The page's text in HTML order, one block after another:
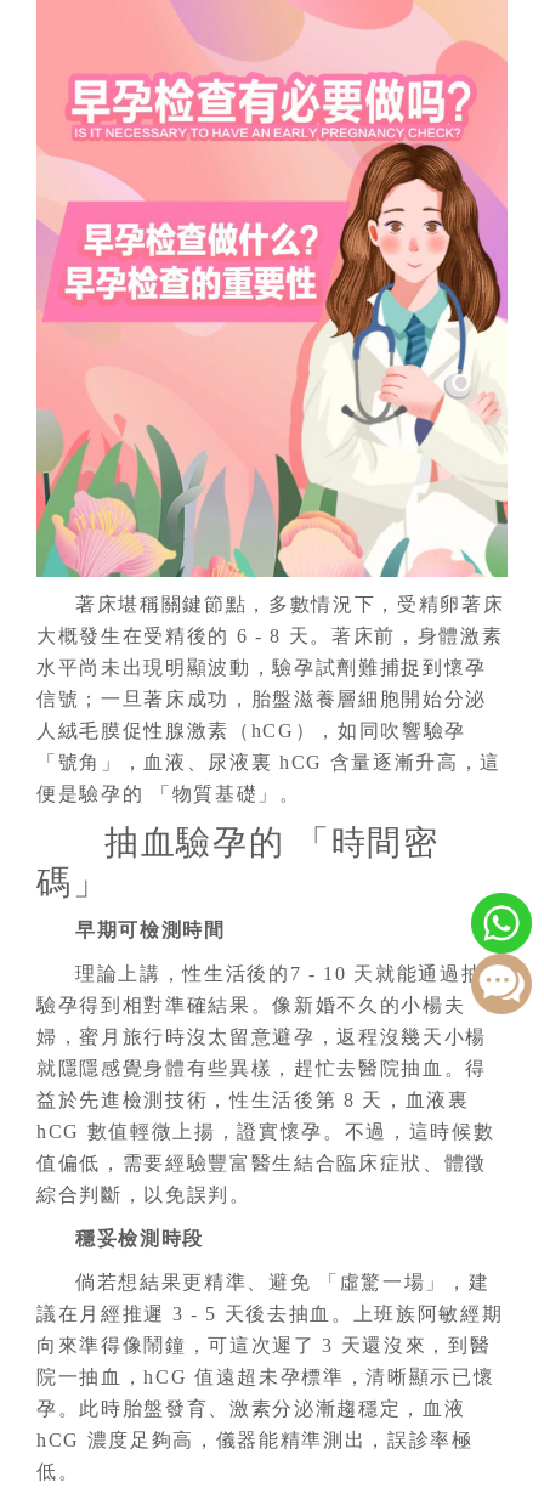
著床堪稱關鍵節點，多數情況下，受精卵著床
大概發生在受精後的 6 - 8 天。著床前，身體激素
水平尚未出現明顯波動，驗孕試劑難捕捉到懷孕
信號；一旦著床成功，胎盤滋養層細胞開始分泌
人絨毛膜促性腺激素（hCG），如同吹響驗孕
「號角」，血液、尿液裏 hCG 含量逐漸升高，這
便是驗孕的 「物質基礎」。
抽血驗孕的 「時間密
碼」
早期可檢測時間
理論上講，性生活後的7 - 10 天就能通過抽血
驗孕得到相對準確結果。像新婚不久的小楊夫
婦，蜜月旅行時沒太留意避孕，返程沒幾天小楊
就隱隱感覺身體有些異樣，趕忙去醫院抽血。得
益於先進檢測技術，性生活後第 8 天，血液裏
hCG 數值輕微上揚，證實懷孕。不過，這時候數
值偏低，需要經驗豐富醫生結合臨床症狀、體徵
綜合判斷，以免誤判。
穩妥檢測時段
倘若想結果更精準、避免 「虛驚一場」，建
議在月經推遲 3 - 5 天後去抽血。上班族阿敏經期
向來準得像鬧鐘，可這次遲了 3 天還沒來，到醫
院一抽血，hCG 值遠超未孕標準，清晰顯示已懷
孕。此時胎盤發育、激素分泌漸趨穩定，血液
hCG 濃度足夠高，儀器能精準測出，誤診率極
低。